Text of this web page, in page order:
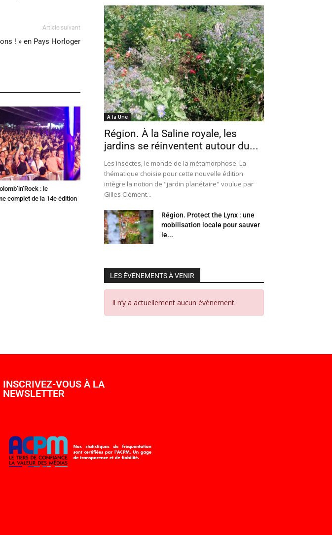
Article suivant
! » en Pays Horloger
: le
complet de la 14e édition
A la Une
Région. À la Saline royale, les
jardins se réinventent autour du...
Les insectes, le monde de la métamorphose. La
thématique choisie pour cette nouvelle édition
intègre la notion de "jardin planétaire" voulue par
Gilles Clément...
Région. Protect the Lynx : une
mobilisation locale pour sauver
le...
LES ÉVÉNEMENTS À VENIR
Il n’y a actuellement aucun évènement.
INSCRIVEZ-VOUS À LA
NEWSLETTER